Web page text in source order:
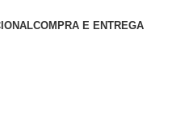
COMPRA E ENTREGA